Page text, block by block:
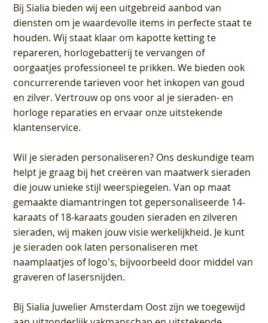
Bij Sialia bieden wij een uitgebreid aanbod van
diensten om je waardevolle items in perfecte staat te
houden. Wij staat klaar om kapotte ketting te
repareren, horlogebatterij te vervangen of
oorgaatjes professioneel te prikken. We bieden ook
concurrerende tarieven voor het inkopen van goud
en zilver. Vertrouw op ons voor al je sieraden- en
horloge reparaties en ervaar onze uitstekende
klantenservice.
Wil je sieraden personaliseren? Ons deskundige team
helpt je graag bij het creëren van maatwerk sieraden
die jouw unieke stijl weerspiegelen. Van op maat
gemaakte diamantringen tot gepersonaliseerde 14-
karaats of 18-karaats gouden sieraden en zilveren
sieraden, wij maken jouw visie werkelijkheid. Je kunt
je sieraden ook laten personaliseren met
naamplaatjes of logo's, bijvoorbeeld door middel van
graveren of lasersnijden.
BijSialia Juwelier Amsterdam Oostzijn we toegewijd